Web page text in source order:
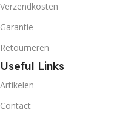
Verzendkosten
Garantie
Retourneren
Useful Links
Artikelen
Contact